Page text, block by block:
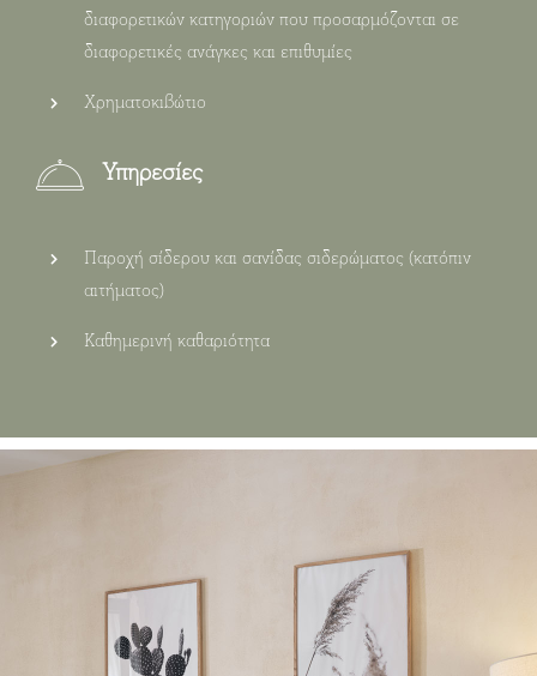
διαφορετικών κατηγοριών που προσαρμόζονται σε
διαφορετικές ανάγκες και επιθυμίες
Χρηματοκιβώτιο
Υπηρεσίες
Παροχή σίδερου και σανίδας σιδερώματος (κατόπιν
αιτήματος)
Καθημερινή καθαριότητα